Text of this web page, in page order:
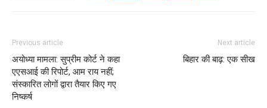
Previous article
अयोध्या मामला: सुप्रीम कोर्ट ने कहा
एएसआई की रिपोर्ट, आम राय नहीं;
संस्कारित लोगों द्वारा तैयार किए गए
निष्कर्ष
Next article
बिहार की बाढ़: एक सीख